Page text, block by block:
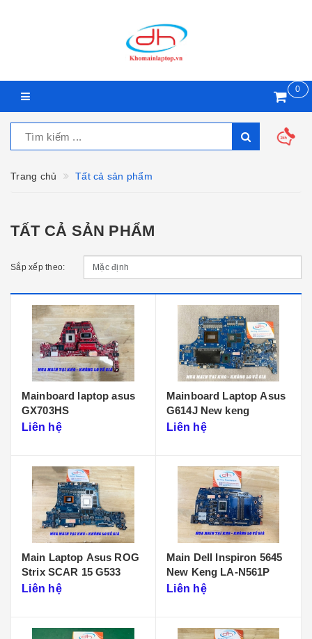
0
Trang chủ Tất cả sản phẩm
TẤT CẢ SẢN PHẨM
Sắp xếp theo:
Mainboard laptop asus
GX703HS
Liên hệ
Mainboard Laptop Asus
G614J New keng
Liên hệ
Main Laptop Asus ROG
Strix SCAR 15 G533
Liên hệ
Main Dell Inspiron 5645
New Keng LA-N561P
Liên hệ